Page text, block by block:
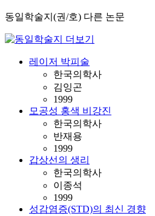
동일학술지(권/호) 다른 논문
레이저 박피술
한국의학사
김잉곤
1999
모공성 홍색 비강진
한국의학사
반재용
1999
갑상선의 생리
한국의학사
이종석
1999
성감염증(STD)의 최신 경향